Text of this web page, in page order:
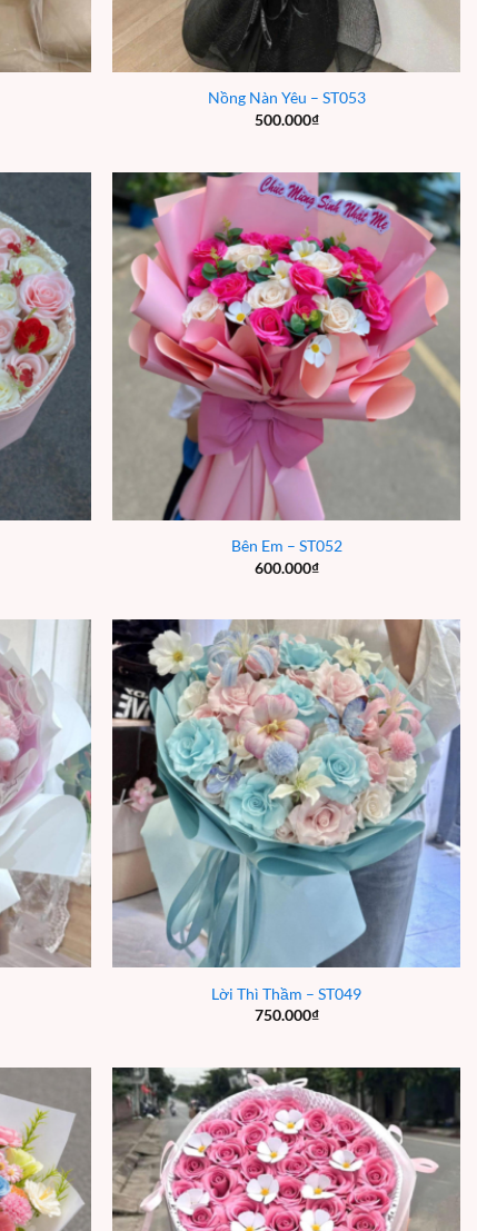
Nồng Nàn Yêu – ST053
500.000₫
Bên Em – ST052
600.000₫
Lời Thì Thầm – ST049
750.000₫